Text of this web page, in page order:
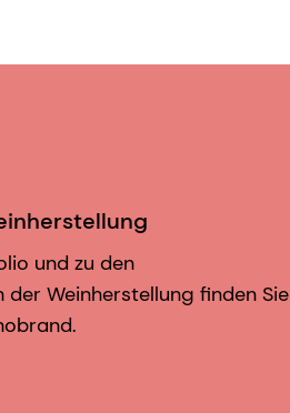
und zu den
Weinherstellung finden Sie